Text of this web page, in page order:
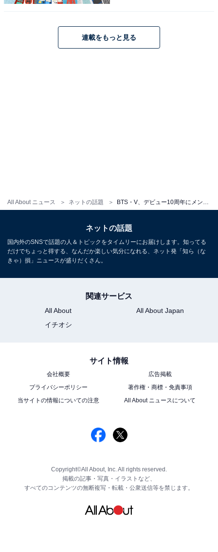
All About ニュース ネットの話題
連載をもっと見る
ネットの話題
国内外のSNSで話題の人＆トピックをタイムリーにお届けします。知ってる
だけでちょっと得する、なんだか楽しい気分になれる、ネット発「知ら（な
きゃ）損」ニュースが盛りだくさん。
関連サービス
All About
All About Japan
イチオシ
サイト情報
会社概要
広告掲載
プライバシーポリシー
著作権・商標・免責事項
当サイトの情報についての注意
All About ニュースについて
Copyright©All About, Inc. All rights reserved.
掲載の記事・写真・イラストなど、
すべてのコンテンツの無断複写・転載・公衆送信等を禁じます。